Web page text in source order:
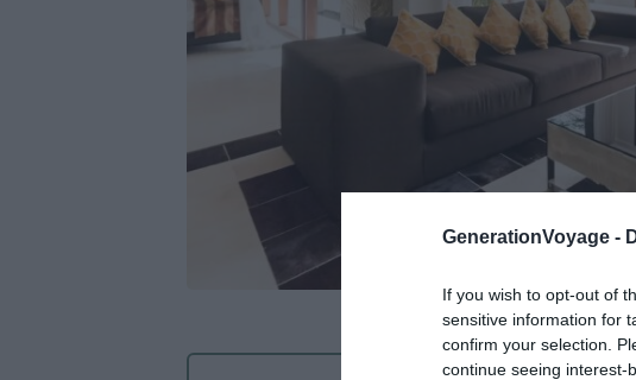
GenerationVoyage -
If you wish to opt-out of
sensitive information for
confirm your selection.
continue seeing interest-